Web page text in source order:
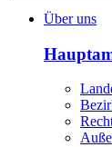
Über uns